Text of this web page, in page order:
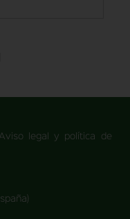
Aviso legal y política de